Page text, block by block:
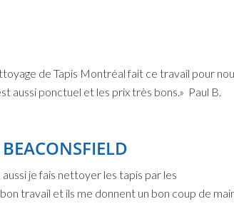
de Tapis Montréal fait ce travail pour
aussi ponctuel et les prix très bons.» Paul B.
je fais nettoyer les tapis par les
travail et ils me donnent un bon coup de